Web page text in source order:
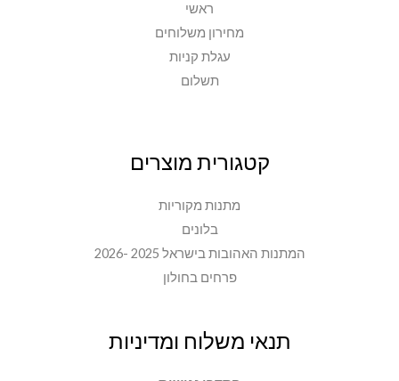
ראשי
מחירון משלוחים
עגלת קניות
תשלום
קטגורית מוצרים
מתנות מקוריות
בלונים
המתנות האהובות בישראל 2025 -2026
פרחים בחולון
תנאי משלוח ומדיניות